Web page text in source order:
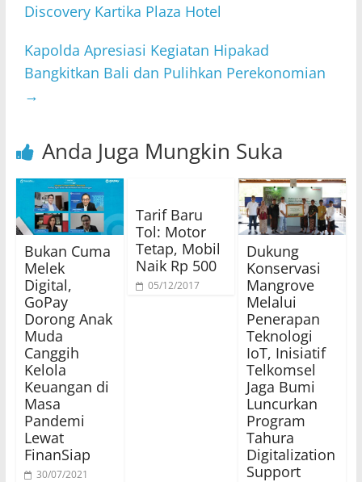
Discovery Kartika Plaza Hotel
Kapolda Apresiasi Kegiatan Hipakad
Bangkitkan Bali dan Pulihkan Perekonomian
→
Anda Juga Mungkin Suka
Bukan Cuma
Melek
Digital,
GoPay
Dorong Anak
Muda
Canggih
Kelola
Keuangan di
Masa
Pandemi
Lewat
FinanSiap
30/07/2021
Tarif Baru
Tol: Motor
Tetap, Mobil
Naik Rp 500
05/12/2017
Dukung
Konservasi
Mangrove
Melalui
Penerapan
Teknologi
IoT, Inisiatif
Telkomsel
Jaga Bumi
Luncurkan
Program
Tahura
Digitalization
Support